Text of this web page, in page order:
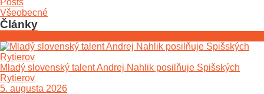
Posts
Všeobecné
Články
Mladý slovenský talent Andrej Nahlik posilňuje Spišských
Rytierov
5. augusta 2026